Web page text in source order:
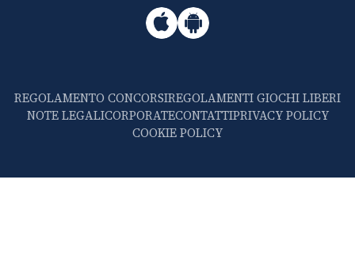
REGOLAMENTO CONCORSIREGOLAMENTI GIOCHI LIBERI
NOTE LEGALICORPORATECONTATTIPRIVACY POLICY
COOKIE POLICY